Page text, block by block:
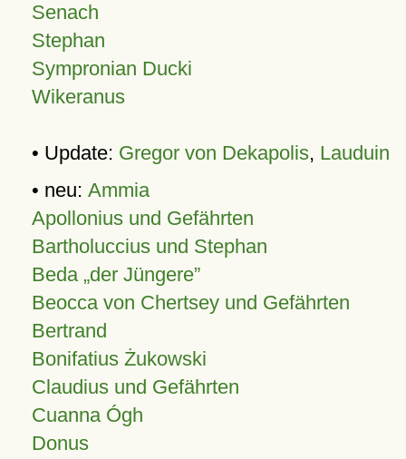
Senach
Stephan
Sympronian Ducki
Wikeranus
• Update: Gregor von Dekapolis, Lauduin
• neu: Ammia
Apollonius und Gefährten
Bartholuccius und Stephan
Beda „der Jüngere”
Beocca von Chertsey und Gefährten
Bertrand
Bonifatius Żukowski
Claudius und Gefährten
Cuanna Ógh
Donus